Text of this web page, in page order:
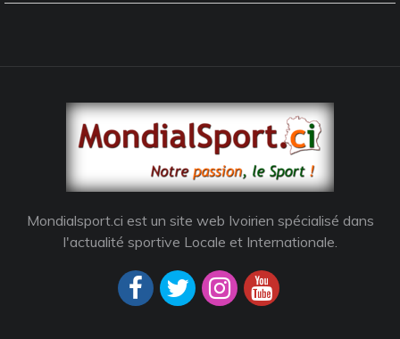
Mondialsport.ci est un site web Ivoirien spécialisé dans
l'actualité sportive Locale et Internationale.